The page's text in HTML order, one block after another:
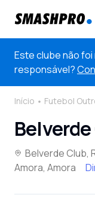
Este clube não foi
responsável?
Início Futebol
Belverde Club,
Amora, Amora